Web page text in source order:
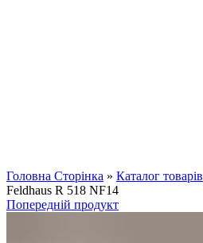
Головна Сторінка » Каталог товарів
Feldhaus R 518 NF14
Попередній продукт